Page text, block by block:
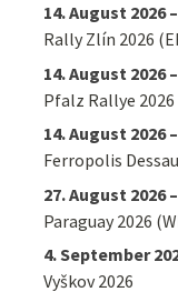
14. August 2026–
Rally Zlín 2026
14. August 2026–
Pfalz Rallye 2026
14. August 2026–
Ferropolis
27. August 2026–
Paraguay 2026
4. September
Vyškov 2026